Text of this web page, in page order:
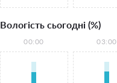
Вологість сьогодні (%)
00:00 03:00